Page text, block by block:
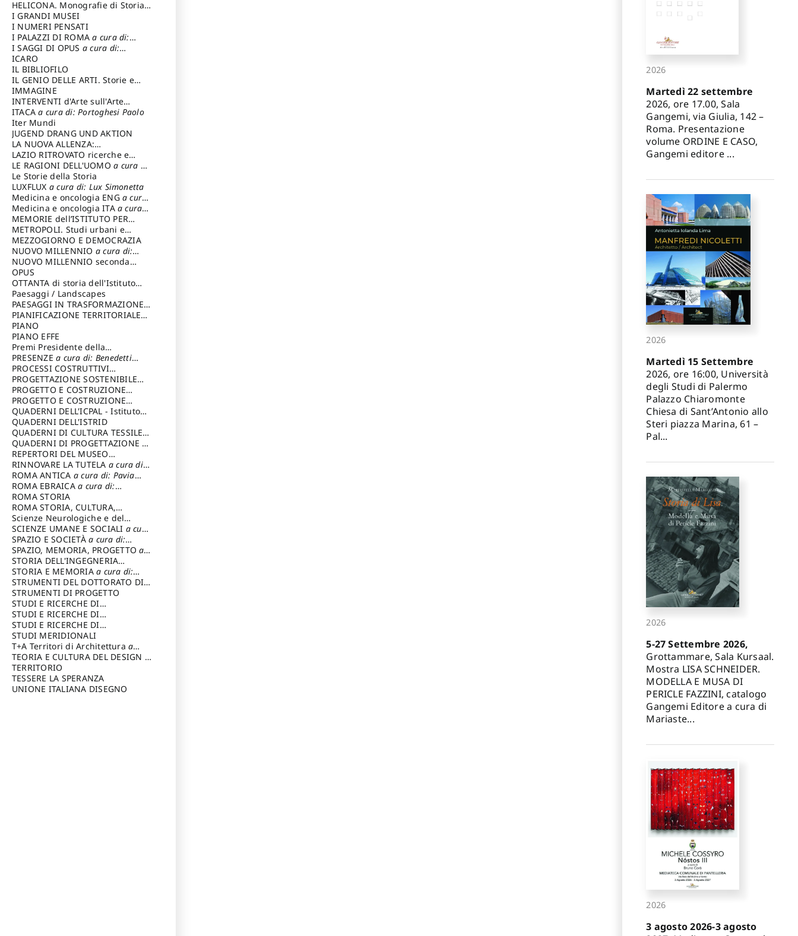
“Giuseppe Tucci”
HELICONA. Monografie di Storia
dell'Artea cura di: Gallo Marco
I GRANDI MUSEI
I NUMERI PENSATI
I PALAZZI DI ROMAa cura di:
Ippoliti Alessandro
I SAGGI DI OPUS a cura di:
Scalesse Tommaso
ICARO
IL BIBLIOFILO
IL GENIO DELLE ARTI. Storie e
interpretazione
IMMAGINE
INTERVENTI d'Arte sull'Arte
dedicata alla cultura della
conservazione d’arte
Fondazione Paola Droghetti onlus
ITACAa cura di: Portoghesi Paolo
Iter Mundi
JUGEND DRANG UND AKTION
LA NUOVA ALLENZA:
ARCHITETTURA & AMBIENTE
LAZIO RITROVATO ricerche e
restauri
LE RAGIONI DELL'UOMOa cura di:
Lombardi Satriani Luigi
Le Storie della Storia
LUXFLUX a cura di: Lux Simonetta
Medicina e oncologia ENG a cura
di: Lopez Massimo
Medicina e oncologia ITA a cura
di: Lopez Massimo
MEMORIE dell’ISTITUTO PER
STORIA DEL RISORGIMENTO
METROPOLI. Studi urbani e
regionali
MEZZOGIORNO E DEMOCRAZIA
NUOVO MILLENNIO a cura di:
Capaldo Pellegrino
NUOVO MILLENNIO seconda
serie
Francesco
OPUS
OTTANTA di storia dell'Istituto
storia dell’Istitutoa cura di:
Cavalieri Patrizia
Paesaggi / Landscapes
PAESAGGI IN TRASFORMAZIONEa
cura di: Corti Enrico A.
PIANIFICAZIONE TERRITORIALE
URBANISTICA ED AMBIENTALE
cura di: Costa Enrico
PIANO
PIANO EFFE
Premi Presidente della
Repubblica
PRESENZEa cura di: Benedetti
Sandro
PROCESSI COSTRUTTIVI
DELL'ARCHITETTURAa cura di:
Ippoliti Alessandro
PROGETTAZIONE SOSTENIBILE
PARTECIPATA
PROGETTO E COSTRUZIONE
DELL’ARCHITETTURA
PROGETTO E COSTRUZIONE
SOSTENIBILE
QUADERNI DELL'ICPAL - Istituto
centrale per il restauro e la
conservazione del patrimonio
archivistico e librario
QUADERNI DELL'ISTRID
QUADERNI DI CULTURA TESSILEa
cura di: Crispolti Livia
QUADERNI DI PROGETTAZIONE a
cura di: Giura Longo Tommaso
REPERTORI DEL MUSEO
CENTRALE DEL RISORGIMENTOa
cura di: Pizzo Marco
RINNOVARE LA TUTELA a cura di:
Cicalò Enrico
ROMA ANTICA a cura di: Pavia
Carlo
ROMA EBRAICAa cura di:
Procaccia Claudio
ROMA STORIA
ROMA STORIA, CULTURA,
IMMAGINEa cura di: Fagiolo
Marcello
Scienze Neurologiche e del
Comportamento
SCIENZE UMANE E SOCIALI a cura
di: Iannizzi Salvatore
SPAZIO E SOCIETÀa cura di:
Cassetti Roberto
SPAZIO, MEMORIA, PROGETTOa
cura di: Rossi Massimo
STORIA DELL'INGEGNERIA
STRUTTURALE IN ITALIAa cura di:
Poretti Sergio
STORIA E MEMORIAa cura di:
Rossi Lauro
STRUMENTI DEL DOTTORATO DI
RICERCA IN RILIEVO E
RAPPRESENTAZIONE
DELL’ARCHITETTURA E
DELL’AMBIENTEa cura di: Migliari
Riccardo
STRUMENTI DI PROGETTO
STUDI E RICERCHE DI
ARCHEOLOGIA IN SICILIA
di: Pelagatti Paola
STUDI E RICERCHE DI
ARCHITETTURA del Dipartimento
di Architettura Università degli
Studi G. d' Annunzio
STUDI E RICERCHE DI
ARCHITETTURA del Dipartimento
di Architettura Università degli
Studi G. d' Annunzio, Chieti-
Pescaraa cura di: Fusero Paolo
STUDI MERIDIONALI
T+A Territori di Architetturaa
cura di: Ramazzotti Luigi
TEORIA E CULTURA DEL DESIGN a
cura di: Furlanis Giuseppe
TERRITORIO
TESSERE LA SPERANZA
UNIONE ITALIANA DISEGNO
2026
Martedì 22 settembre
2026, ore 17.00, Sala
Gangemi, via Giulia, 142 –
Roma. Presentazione
volume ORDINE E CASO,
Gangemi editore ...
2026
Martedì 15 Settembre
2026, ore 16:00, Università
degli Studi di Palermo
Palazzo Chiaromonte
Chiesa di Sant’Antonio allo
Steri piazza Marina, 61 –
Pal...
2026
5-27 Settembre 2026,
Grottammare, Sala Kursaal.
Mostra LISA SCHNEIDER.
MODELLA E MUSA DI
PERICLE FAZZINI, catalogo
Gangemi Editore a cura di
Mariaste...
2026
3 agosto 2026-3 agosto